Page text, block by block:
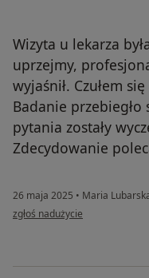
Wizyta u lekarza
uprzejmy,
wyjaśnił. Czułem
Badanie
pytania zostały
Zdecydowanie
26 maja 2025 • Maria
w opinii użytkownika Magdalena
zgłoś nadużycie